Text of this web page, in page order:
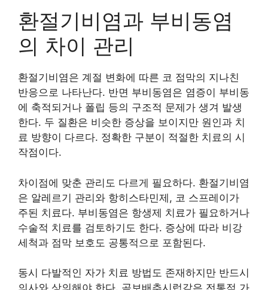
환절기비염과 부비동염
의 차이 관리
환절기비염은 계절 변화에 따른 코 점막의 지나친
반응으로 나타난다. 반면 부비동염은 염증이 부비동
에 축적되거나 폴립 등의 구조적 문제가 생겨 발생
한다. 두 질환은 비슷한 증상을 보이지만 원인과 치
료 방향이 다르다. 정확한 구분이 적절한 치료의 시
작점이다.
차이점에 맞춘 관리도 다르게 필요하다. 환절기비염
은 알레르기 관리와 항히스타민제, 코 스프레이가
주된 치료다. 부비동염은 항생제 치료가 필요하거나
수술적 치료를 검토하기도 한다. 증상에 따라 비강
세척과 점막 보호도 공통적으로 포함된다.
동시 다발적인 자가 치료 방법도 존재하지만 반드시
의사와 상의해야 한다. 곰보배추시럽같은 전통적 가